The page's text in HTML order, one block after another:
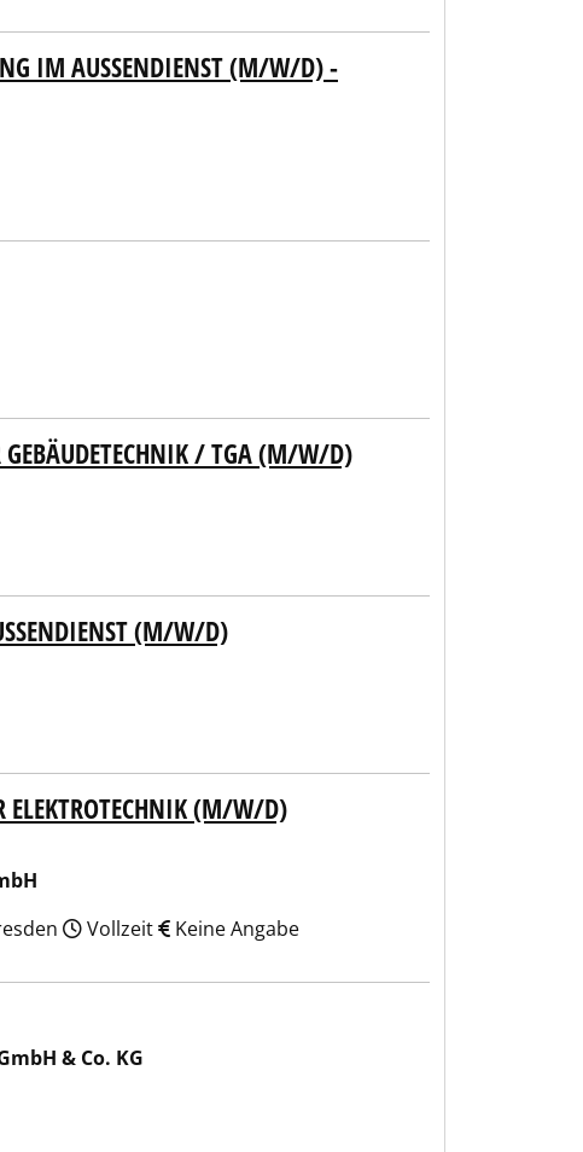
IM AUSSENDIENST (M/W/D) - D
GEBÄUDETECHNIK / TGA (M/W/D)
(M/W/D)
ELEKTROTECHNIK (M/W/D)
Vollzeit Keine Angabe
& Co. KG